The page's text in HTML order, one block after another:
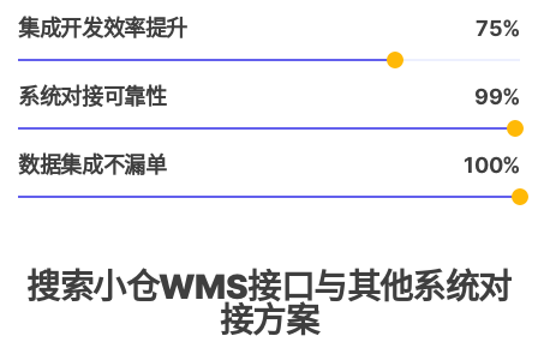
集成开发效率提升 75
系统对接可靠性 99
数据集成不漏单 100
搜索小仓WMS接口与其他系统对
接方案